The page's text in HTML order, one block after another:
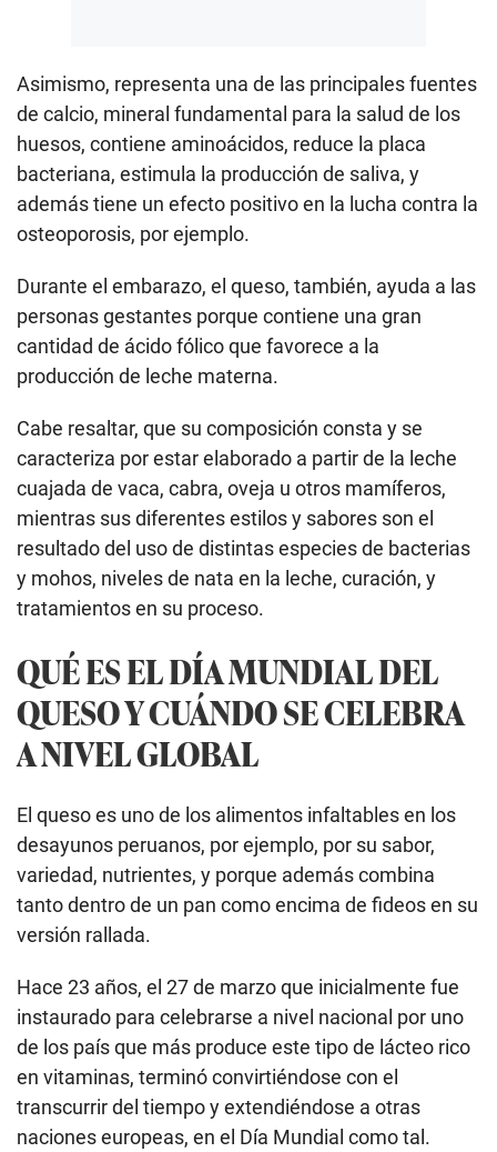
Asimismo, representa una de las principales fuentes
de calcio, mineral fundamental para la salud de los
huesos, contiene aminoácidos, reduce la placa
bacteriana, estimula la producción de saliva, y
además tiene un efecto positivo en la lucha contra la
osteoporosis, por ejemplo.
Durante el embarazo, el queso, también, ayuda a las
personas gestantes porque contiene una gran
cantidad de ácido fólico que favorece a la
producción de leche materna.
Cabe resaltar, que su composición consta y se
caracteriza por estar elaborado a partir de la leche
cuajada de vaca, cabra, oveja u otros mamíferos,
mientras sus diferentes estilos y sabores son el
resultado del uso de distintas especies de bacterias
y mohos, niveles de nata en la leche, curación, y
tratamientos en su proceso.
QUÉ ES EL DÍA MUNDIAL DEL
QUESO Y CUÁNDO SE CELEBRA
A NIVEL GLOBAL
El queso es uno de los alimentos infaltables en los
desayunos peruanos, por ejemplo, por su sabor,
variedad, nutrientes, y porque además combina
tanto dentro de un pan como encima de fideos en su
versión rallada.
Hace 23 años, el 27 de marzo que inicialmente fue
instaurado para celebrarse a nivel nacional por uno
de los país que más produce este tipo de lácteo rico
en vitaminas, terminó convirtiéndose con el
transcurrir del tiempo y extendiéndose a otras
naciones europeas, en el Día Mundial como tal.